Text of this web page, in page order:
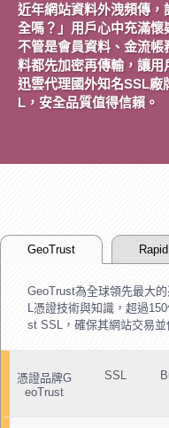
近年網站資料外洩頻傳
全嗎？」用戶心中充滿懷
不管是會員資料、金流
料都先加密再傳輸，讓用
迅雲代理國外知名SSL
L，安全品質值得信賴。
GeoTrust
GeoTrust為全球領先最大
L憑證技術與知識，超過
st SSL，確保其網站交易
憑證品牌G
eoTrust
SSL